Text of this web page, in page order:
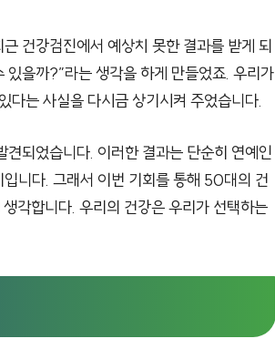
건강검진에서 예상치 못한 결과를 받게 되
을까?”라는 생각을 하게 만들었죠. 우리가
다는 사실을 다시금 상기시켜 주었습니다.
되었습니다. 이러한 결과는 단순히 연예인
니다. 그래서 이번 기회를 통해 50대의 건
각합니다. 우리의 건강은 우리가 선택하는